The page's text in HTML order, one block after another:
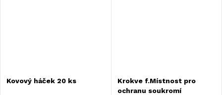
Kovový háček 20 ks
Krokve f.Místnost pro
ochranu soukromí